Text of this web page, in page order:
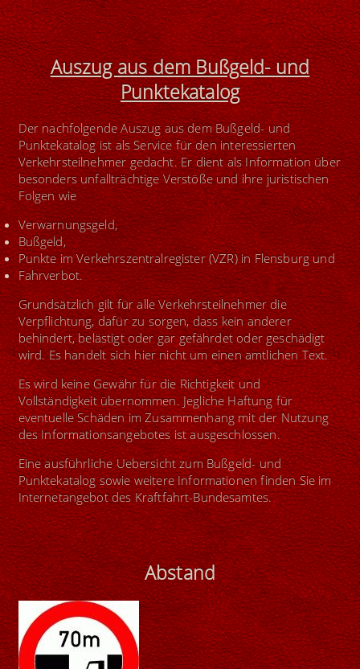
Auszug aus dem Bußgeld- und
Punktekatalog
Der nachfolgende Auszug aus dem Bußgeld- und
Punktekatalog ist als Service für den interessierten
Verkehrsteilnehmer gedacht. Er dient als Information über
besonders unfallträchtige Verstöße und ihre juristischen
Folgen wie
Verwarnungsgeld,
Bußgeld,
Punkte im Verkehrszentralregister (VZR) in Flensburg und
Fahrverbot.
Grundsätzlich gilt für alle Verkehrsteilnehmer die
Verpflichtung, dafür zu sorgen, dass kein anderer
behindert, belästigt oder gar gefährdet oder geschädigt
wird. Es handelt sich hier nicht um einen amtlichen Text.
Es wird keine Gewähr für die Richtigkeit und
Vollständigkeit übernommen. Jegliche Haftung für
eventuelle Schäden im Zusammenhang mit der Nutzung
des Informationsangebotes ist ausgeschlossen.
Eine ausführliche Uebersicht zum Bußgeld- und
Punktekatalog sowie weitere Informationen finden Sie im
Internetangebot des Kraftfahrt-Bundesamtes.
Abstand